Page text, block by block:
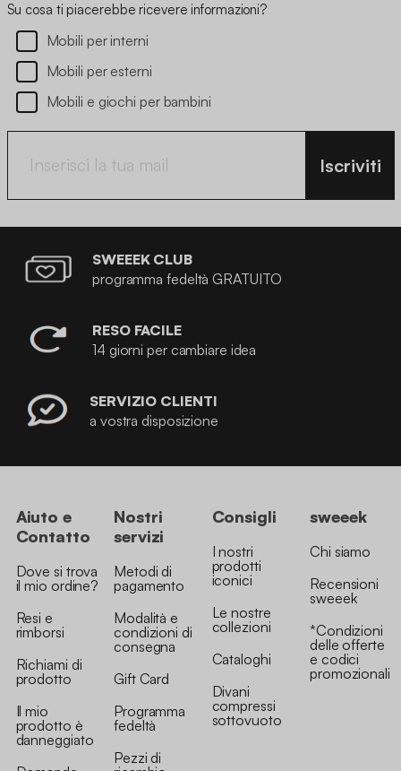
Su cosa ti piacerebbe ricevere informazioni?
Mobili per interni
Mobili per esterni
Mobili e giochi per bambini
Iscriviti
SWEEEK CLUB
programma fedeltà GRATUITO
RESO FACILE
14 giorni per cambiare idea
SERVIZIO CLIENTI
a vostra disposizione
Aiuto e
Contatto
Dove si trova
il mio ordine?
Resi e
rimborsi
Richiami di
prodotto
Il mio
prodotto è
danneggiato
Nostri
servizi
Metodi di
pagamento
Modalità e
condizioni di
consegna
Gift Card
Programma
fedeltà
Pezzi di
Consigli
I nostri
prodotti
iconici
Le nostre
collezioni
Cataloghi
Divani
compressi
sottovuoto
sweeek
Chi siamo
Recensioni
sweeek
*Condizioni
delle offerte
e codici
promozionali